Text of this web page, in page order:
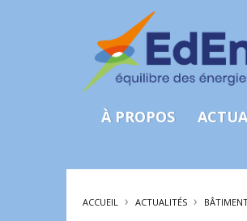
À PROPOS
ACCUEIL › ACTUALITÉS ›